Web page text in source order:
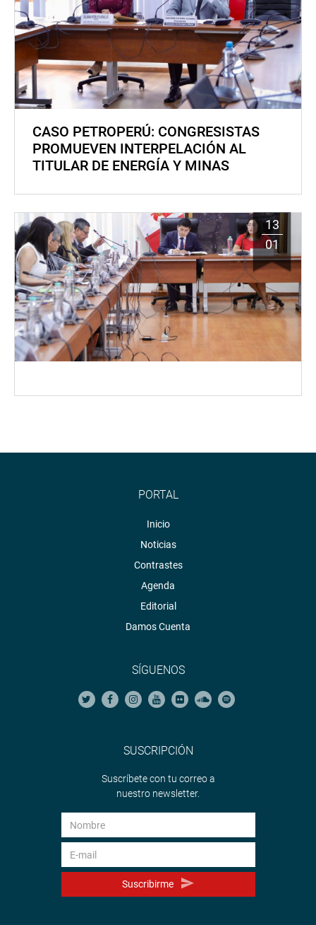
CASO PETROPERÚ: CONGRESISTAS
PROMUEVEN INTERPELACIÓN AL
TITULAR DE ENERGÍA Y MINAS
13
01
PORTAL
Inicio
Noticias
Contrastes
Agenda
Editorial
Damos Cuenta
SÍGUENOS
SUSCRIPCIÓN
Suscríbete con tu correo a
nuestro newsletter.
Suscribirme